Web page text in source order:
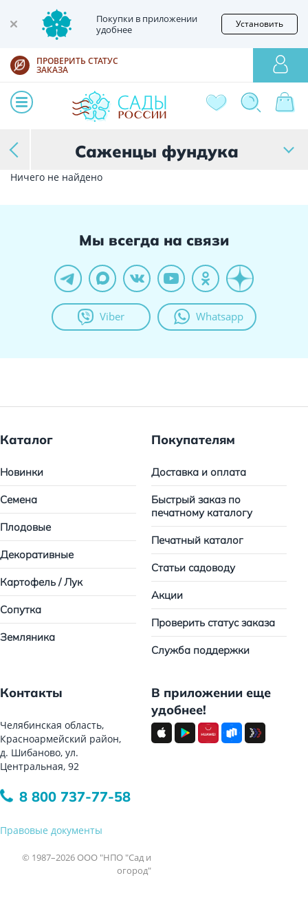
Покупки в приложении
удобнее
Установить
ПРОВЕРИТЬ СТАТУС
ЗАКАЗА
Саженцы фундука
Ничего не найдено
Мы всегда на связи
Viber Whatsapp
Каталог
Новинки
Семена
Плодовые
Декоративные
Картофель / Лук
Сопутка
Земляника
Покупателям
Доставка и оплата
Быстрый заказ по
печатному каталогу
Печатный каталог
Статьи садоводу
Акции
Проверить статус заказа
Служба поддержки
Контакты
Челябинская область,
Красноармейский район,
д. Шибаново, ул.
Центральная, 92
8 800 737-77-58
Правовые документы
© 1987–2026 ООО "НПО "Сад и
огород"
В приложении еще
удобнее!